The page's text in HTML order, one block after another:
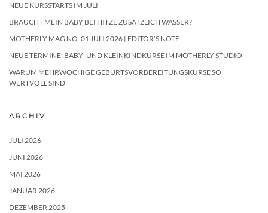
NEUE KURSSTARTS IM JULI
BRAUCHT MEIN BABY BEI HITZE ZUSÄTZLICH WASSER?
MOTHERLY MAG NO. 01 JULI 2026 | EDITOR’S NOTE
NEUE TERMINE: BABY- UND KLEINKINDKURSE IM MOTHERLY STUDIO
WARUM MEHRWÖCHIGE GEBURTSVORBEREITUNGSKURSE SO
WERTVOLL SIND
ARCHIV
JULI 2026
JUNI 2026
MAI 2026
JANUAR 2026
DEZEMBER 2025